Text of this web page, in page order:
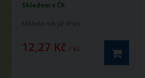
Skladem v ČR
Můžete mít: již dnes
12,27 Kč / ks